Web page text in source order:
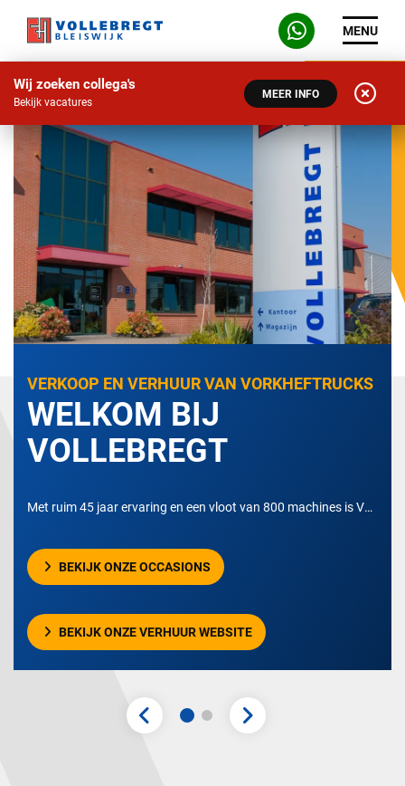
MENU
VERKOOP EN VERHUUR VAN VORKHEFTRUCKS
WELKOM BIJ
VOLLEBREGT
Met ruim 45 jaar ervaring en een vloot van 800 machines is Vollebregt Vorkheftrucks een belangrijke speler op de markt van interne transportmiddelen. Uit onze eigen voorraad leveren wij bijna ieder type heftruck, reachtruck, elektropallettruck, pallettruck, trekkar, stapelaar, evenals vele andere interne transport toepassingen.
BEKIJK ONZE OCCASIONS
BEKIJK ONZE VERHUUR WEBSITE
Wij zoeken collega's
Bekijk vacatures
MEER INFO